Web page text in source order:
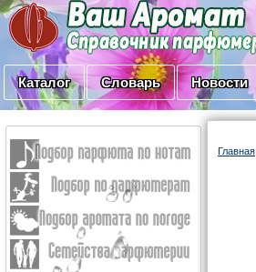
Каталог Словарь Новости
Главная